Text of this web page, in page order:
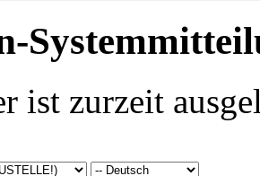
ist zurzeit